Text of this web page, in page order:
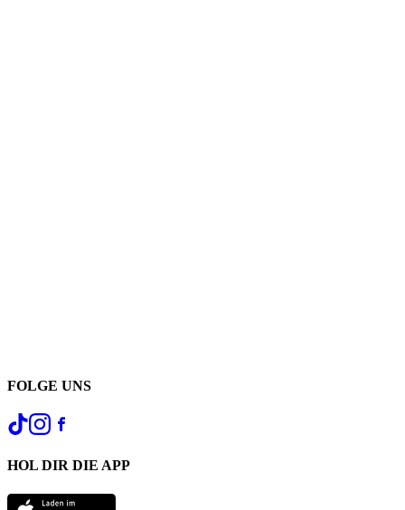
FOLGE UNS
HOL DIR DIE APP